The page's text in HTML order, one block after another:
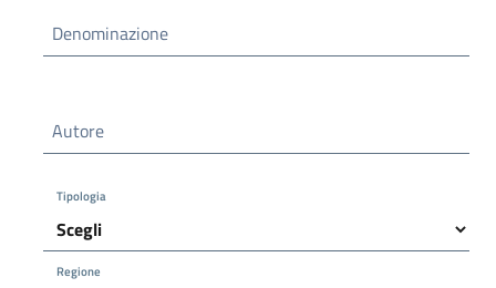
Denominazione
Autore
Tipologia
Regione